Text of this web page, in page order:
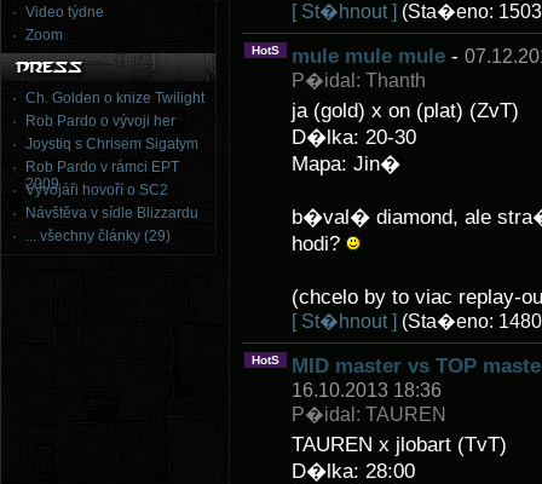
Video týdne
Zoom
Ch. Golden o knize Twilight
Rob Pardo o vývoji her
Joystiq s Chrisem Sigatym
Rob Pardo v rámci EPT
2009
Vývojáři hovoří o SC2
Návštěva v sídle Blizzardu
... všechny články (29)
[ St�hnout ] (Sta�eno:
HotS mule mule mule -
P�idal: Thanth
ja (gold) x on (plat) (ZvT)
D�lka: 20-30
Mapa: Jin�
b�val� diamond, ale
hodi?
(chcelo by to viac replay-
[ St�hnout ] (Sta�eno:
HotS MID master vs TOP
16.10.2013 18:36
P�idal: TAUREN
TAUREN x jlobart (TvT)
D�lka: 28:00